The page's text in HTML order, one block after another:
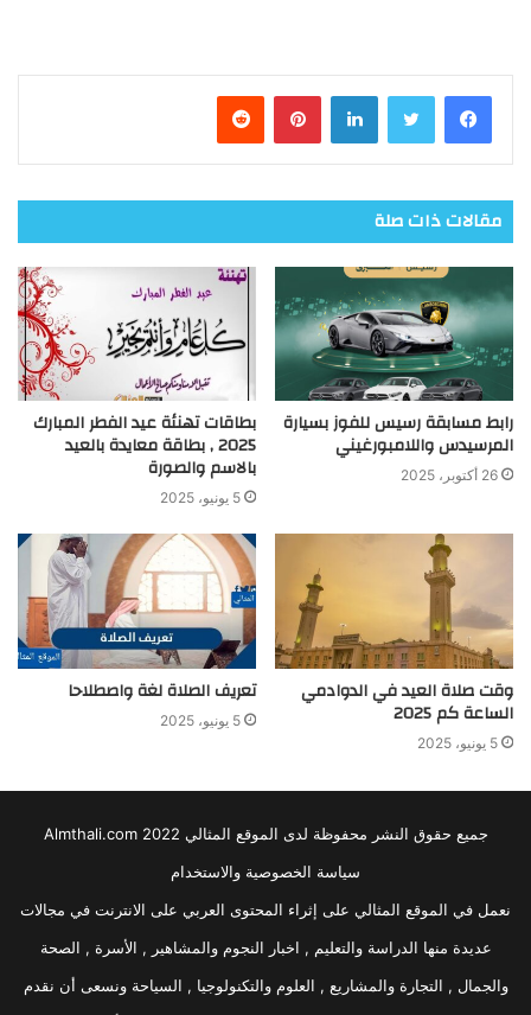
فيسبوك تويتر لينكدإن بينتيريست
مقالات ذات صلة
رابط مسابقة رسيس للفوز بسيارة
المرسيدس واللامبورغيني
26 أكتوبر، 2025
بطاقات تهنئة عيد الفطر المبارك
2025 , بطاقة معايدة بالعيد
بالاسم والصورة
5 يونيو، 2025
وقت صلاة العيد في الدوادمي
الساعة كم 2025
5 يونيو، 2025
تعريف الصلاة لغة واصطلاحا
5 يونيو، 2025
جميع حقوق النشر محفوظة لدى الموقع المثالي 2022 Almthali.com
سياسة الخصوصية والاستخدام
نعمل في الموقع المثالي على إثراء المحتوى العربي على الانترنت في مجالات
عديدة منها الدراسة والتعليم , اخبار النجوم والمشاهير , الأسرة , الصحة
والجمال , التجارة والمشاريع , العلوم والتكنولوجيا , السياحة ونسعى أن نقدم